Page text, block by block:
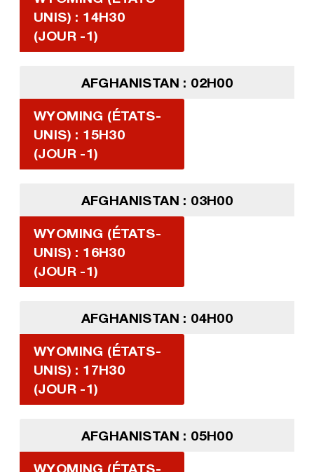
UNIS) : 14H30
(JOUR -1)
AFGHANISTAN : 02H00
WYOMING (ÉTATS-
UNIS) : 15H30
(JOUR -1)
AFGHANISTAN : 03H00
WYOMING (ÉTATS-
UNIS) : 16H30
(JOUR -1)
AFGHANISTAN : 04H00
WYOMING (ÉTATS-
UNIS) : 17H30
(JOUR -1)
AFGHANISTAN : 05H00
WYOMING (ÉTATS-